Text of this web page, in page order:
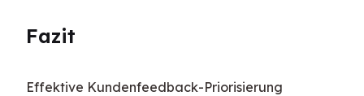
Fazit
Effektive Kundenfeedback-Priorisierung